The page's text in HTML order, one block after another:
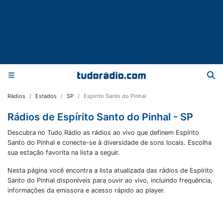
Rádios Estados SP Espírito Santo do Pinhal
Rádios de Espírito Santo do Pinhal - SP
Descubra no Tudo Rádio as rádios ao vivo que definem Espírito
Santo do Pinhal e conecte-se à diversidade de sons locais. Escolha
sua estação favorita na lista a seguir.
Nesta página você encontra a lista atualizada das rádios de Espírito
Santo do Pinhal disponíveis para ouvir ao vivo, incluindo frequência,
informações da emissora e acesso rápido ao player.